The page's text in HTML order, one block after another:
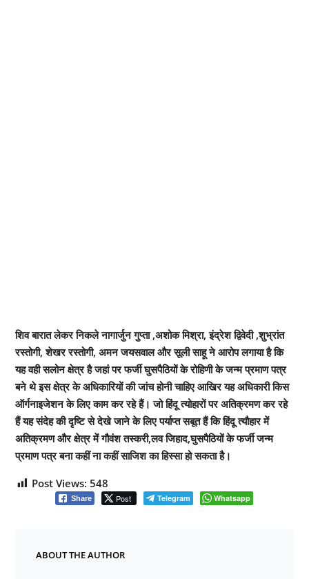
शिव बारात लेकर निकले नागार्जुन गुप्ता ,अशोक मिश्रा, इंद्रेश द्विवेदी ,शुभ्रांत
रस्तोगी, शेखर रस्तोगी, अमन जयसवाल और सूली साहू ने आरोप लगाया है कि
यह वही सलोन क्षेत्र है जहां पर फर्जी घुसपैठियों के रोहिणी के जन्म प्रमाण पत्र
बने थे इस क्षेत्र के अधिकारियों की जांच होनी चाहिए आखिर यह अधिकारी किस
ऑर्गनाइजेशन के लिए काम कर रहे हैं। जो हिंदू त्योहारों पर अतिक्रमण कर रहे
हैं यह संदेह की दृष्टि से देखे जाने के लिए पर्याप्त सबूत हैं कि हिंदू त्यौहार में
अतिक्रमण और क्षेत्र में गौवंश तस्करी,लव जिहाद,घुसपैठियों के फर्जी जन्म
प्रमाण पत्र बना कहीं ना कहीं साजिश का हिस्सा हो सकता है।
Post Views: 548
Share Post Telegram Whatsapp
ABOUT THE AUTHOR